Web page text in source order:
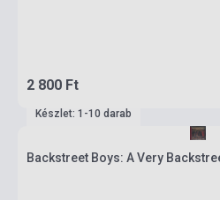
2 800 Ft
Készlet: 1-10 darab
Backstreet Boys: A Very